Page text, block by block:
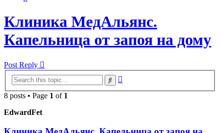
Клиника МедАльянс.
Капельница от запоя на дому
Post Reply
Search
8 posts • Page 1 of 1
EdwardFet